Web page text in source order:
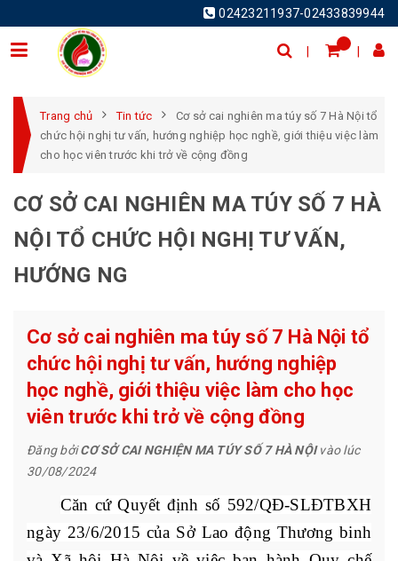
02423211937-02433839944
Trang chủ Tin tức
Cơ sở cai nghiên ma túy số 7 Hà Nội tổ
chức hội nghị tư vấn, hướng nghiệp học nghề, giới thiệu việc làm
cho học viên trước khi trở về cộng đồng
CƠ SỞ CAI NGHIÊN MA TÚY SỐ 7 HÀ
NỘI TỔ CHỨC HỘI NGHỊ TƯ VẤN,
HƯỚNG NG
Cơ sở cai nghiên ma túy số 7 Hà Nội tổ
chức hội nghị tư vấn, hướng nghiệp
học nghề, giới thiệu việc làm cho học
viên trước khi trở về cộng đồng
Đăng bởiCƠ SỞ CAI NGHIỆN MA TÚY SỐ 7 HÀ NỘIvào lúc
30/08/2024
Căn cứ Quyết định số 592/QĐ-SLĐTBXH
ngày 23/6/2015 của Sở Lao động Thương binh